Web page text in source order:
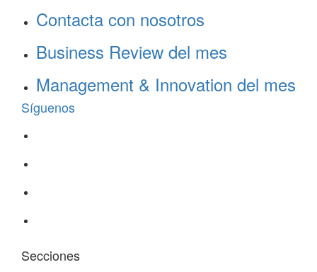
Contacta con nosotros
Business Review del mes
Management & Innovation del mes
Síguenos
Secciones